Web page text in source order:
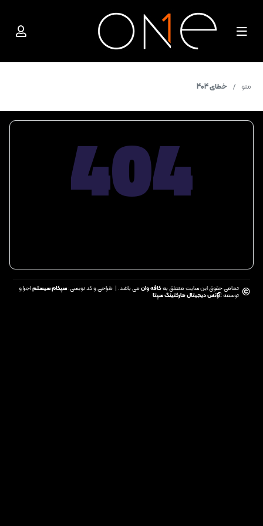
منو خطای 404
404
© تمامی حقوق این سایت متعلق بهکافه وانمی باشد. | طراحی و کد نویسی:سپکام سیستماجرا و
توسعه:آژانس دیجیتال مارکتینگ سپتا